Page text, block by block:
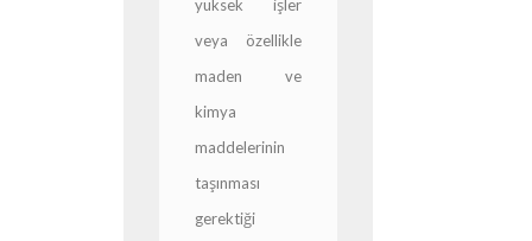
yüksek işler
veya özellikle
maden ve
kimya
maddelerinin
taşınması
gerektiği